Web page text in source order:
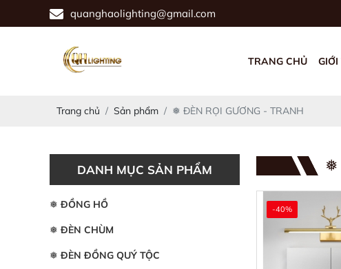
quanghaolighting@gmail.com
TRANG CHỦ GIỚI
Trang chủ Sản phẩm ❅ ĐÈN RỌI GƯƠNG - TRANH
❅
-40%
DANH MỤC SẢN PHẨM
❅ ĐỒNG HỒ
❅ ĐÈN CHÙM
❅ ĐÈN ĐỒNG QUÝ TỘC